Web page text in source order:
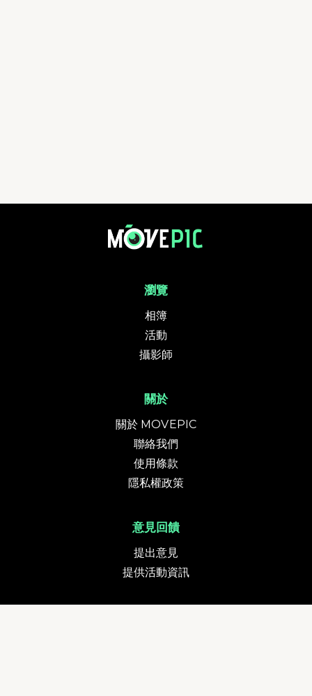
瀏覽
相簿
活動
攝影師
關於
關於 MOVEPIC
聯絡我們
使用條款
隱私權政策
意見回饋
提出意見
提供活動資訊